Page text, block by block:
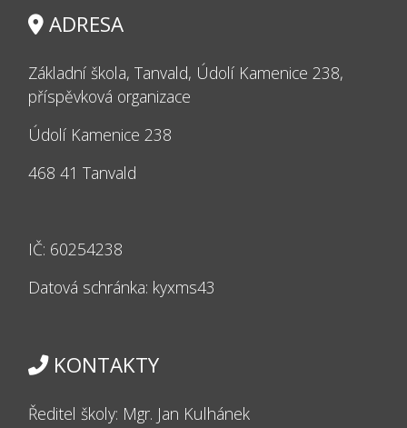
ADRESA
Základní škola, Tanvald, Údolí Kamenice 238,
příspěvková organizace
Údolí Kamenice 238
468 41 Tanvald
IČ: 60254238
Datová schránka: kyxms43
KONTAKTY
Ředitel školy: Mgr. Jan Kulhánek